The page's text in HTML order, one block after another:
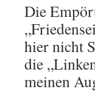
Die
hier nicht
die
meinen